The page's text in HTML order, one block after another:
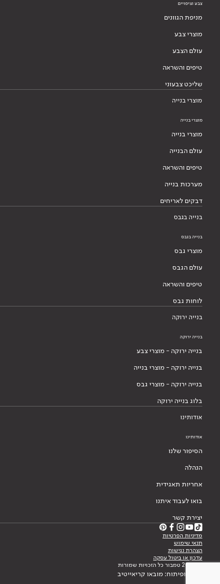
צבע וציפויים
מניפת הגוונים
מוצרי צבע
עולם הצבע
טיפים והשראה
שליכט צבעוני
מוצרי בנייה
מוצרי בנייה
מוצרי בנייה
עולם הבנייה
טיפים והשראה
מערכות בנייה
דבקים לאריחים
בנייה בגבס
בנייה בגבס
מוצרי גבס
עולם הגבס
טיפים והשראה
לוחות גבס
בנייה ירוקה
בנייה ירוקה
בנייה ירוקה - מוצרי צבע
בנייה ירוקה - מוצרי בנייה
בנייה ירוקה - מוצרי גבס
בלוג בנייה ירוקה
אודותינו
אודותינו
הסיפור שלנו
הנהלה
אחריות תאגידית
בואו לעבוד איתנו
יצירת קשר
מדיניות הפרטיות
תנאי שימוש
הצהרת נגישות
עדכון או ביטול עסקה
© 2026 טמבור כל הזכויות שמורות
עיצוב ופיתוח: מובאו קריאייטיב